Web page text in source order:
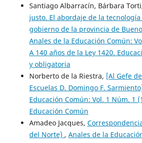
Santiago Albarracín, Bárbara
justo. El abordaje de la
gobierno de la provincia de
Anales de la Educación Común:
A 140 años de la Ley 1420.
y obligatoria
Norberto de la Riestra, [Al Gefe
Escuelas D. Domingo F.
Educación Común: Vol. 1 Núm. 1
Educación Común
Amadeo Jacques,
del Norte) , Anales de la